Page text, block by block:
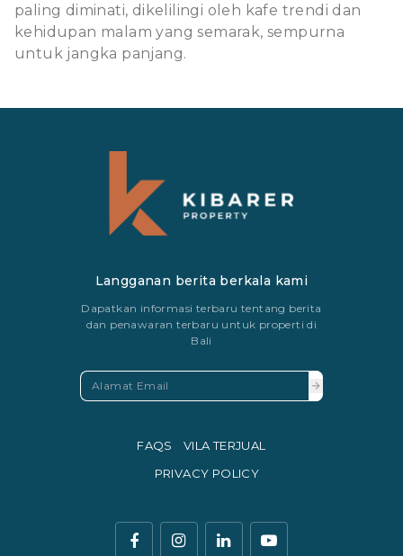
paling diminati, dikelilingi oleh kafe trendi dan
kehidupan malam yang semarak, sempurna
untuk jangka panjang.
Langganan berita berkala kami
Dapatkan informasi terbaru tentang berita
dan penawaran terbaru untuk properti di
Bali
FAQS
VILA TERJUAL
PRIVACY POLICY